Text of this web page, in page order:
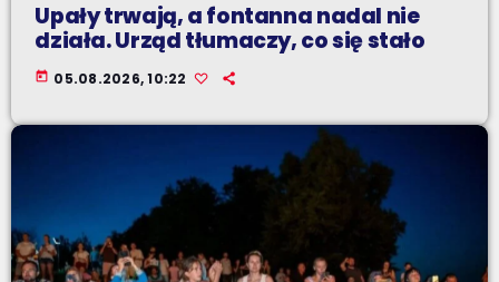
Upały trwają, a fontanna nadal nie
działa. Urząd tłumaczy, co się stało
today 05.08.2026, 10:22